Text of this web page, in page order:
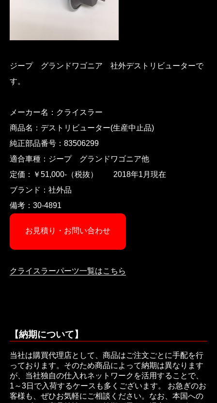
ジープ グランドワゴニア 社外デストリビューターで
す。
メーカー名：クライスラー
商品名：デストリビューター(生産中止品)
純正部品番号：83506299
適合車種：ジープ グランドワゴニア他
定価：￥51,000-（税抜） 2018年1月現在
ブランド：社外品
備考：30-4891
お見積り・お問い合わせ
クライスラーパーツ一覧はこちら
【納期について】
当社は購買代理店として、商品はご注文ごとに手配を行
っております。そのため商品によって納期は異なります
が、当社独自の仕入れネットワークを活用することで、
1～3日で入荷するケースも多くございます。 お急ぎのお
客様も、ぜひお気軽にご相談ください。なお、本国への